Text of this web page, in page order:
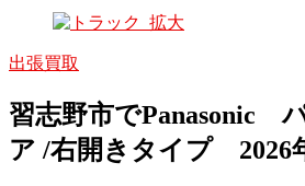
出張買取
習志野市でPanasonic
ア /右開きタイプ 2026